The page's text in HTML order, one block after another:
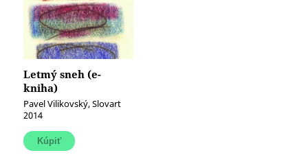
Letmý sneh (e-
kniha)
Pavel Vilikovský, Slovart
2014